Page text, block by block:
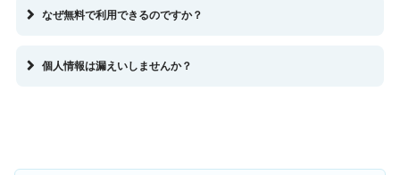
なぜ無料で利用できるのですか？
個人情報は漏えいしませんか？